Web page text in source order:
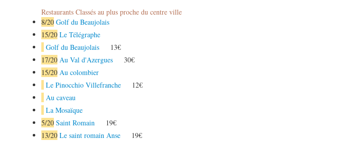
Restaurants Classés au plus proche du centre ville
8/20 Golf du Beaujolais
15/20 Le Télégraphe
Golf du Beaujolais
13€
17/20 Au Val d'Azergues
30€
15/20 Au colombier
Le Pinocchio Villefranche
12€
Au caveau
La Mosaïque
5/20 Saint Romain
19€
13/20 Le saint romain Anse
19€